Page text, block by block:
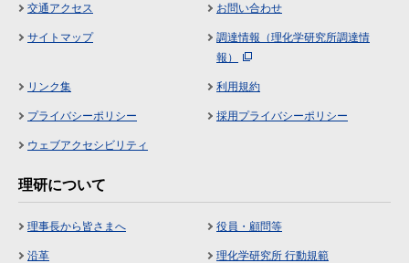
交通アクセス お問い合わせ
サイトマップ
調達情報（理化学研究所調達情
報）
リンク集 利用規約
プライバシーポリシー 採用プライバシーポリシー
ウェブアクセシビリティ
理研について
理事長から皆さまへ 役員・顧問等
沿革 理化学研究所 行動規範